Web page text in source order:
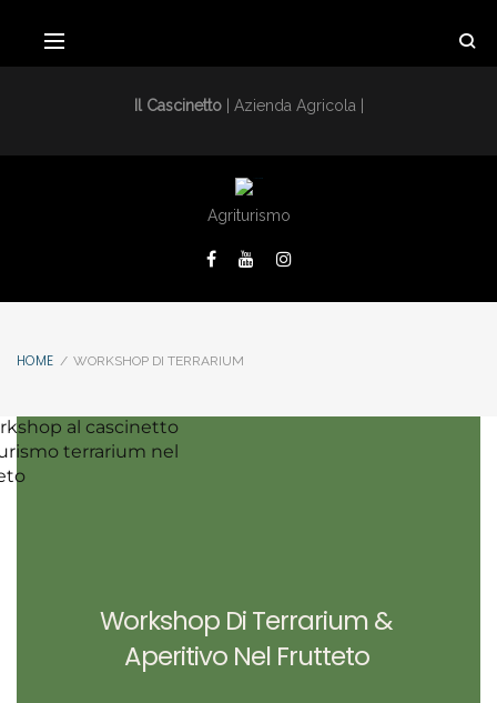
Il Cascinetto| Azienda Agricola |
Agriturismo
HOME / WORKSHOP DI TERRARIUM
Workshop Di Terrarium &
Aperitivo Nel Frutteto